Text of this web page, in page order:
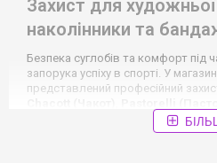
Захист для
наколінники та
Безпека суглобів та комфорт під
запорука успіху в спорті. У
представлений професійний
Наш асортимент